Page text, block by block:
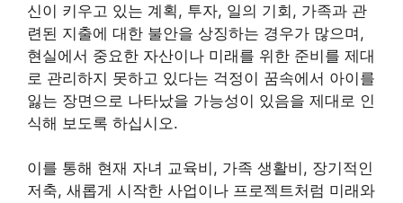
신이 키우고 있는 계획, 투자, 일의 기회, 가족과 관
련된 지출에 대한 불안을 상징하는 경우가 많으며,
현실에서 중요한 자산이나 미래를 위한 준비를 제대
로 관리하지 못하고 있다는 걱정이 꿈속에서 아이를
잃는 장면으로 나타났을 가능성이 있음을 제대로 인
식해 보도록 하십시오.
이를 통해 현재 자녀 교육비, 가족 생활비, 장기적인
저축, 새롭게 시작한 사업이나 프로젝트처럼 미래와